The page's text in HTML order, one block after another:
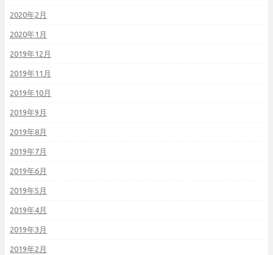
2020年2月
2020年1月
2019年12月
2019年11月
2019年10月
2019年9月
2019年8月
2019年7月
2019年6月
2019年5月
2019年4月
2019年3月
2019年2月